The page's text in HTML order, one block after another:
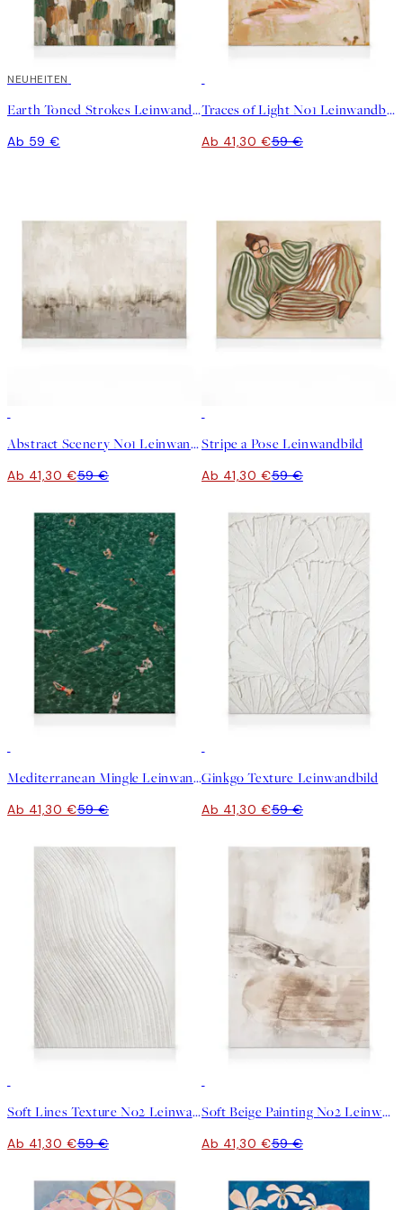
NEUHEITEN
Earth Toned Strokes Leinwandbild
Ab 59 €
Traces of Light No1 Leinwandbild
Ab 41,30 €59 €
Abstract Scenery No1 Leinwandbild
Ab 41,30 €59 €
Stripe a Pose Leinwandbild
Ab 41,30 €59 €
Mediterranean Mingle Leinwandbild
Ab 41,30 €59 €
Ginkgo Texture Leinwandbild
Ab 41,30 €59 €
Soft Lines Texture No2 Leinwandbild
Ab 41,30 €59 €
Soft Beige Painting No2 Leinwandbild
Ab 41,30 €59 €